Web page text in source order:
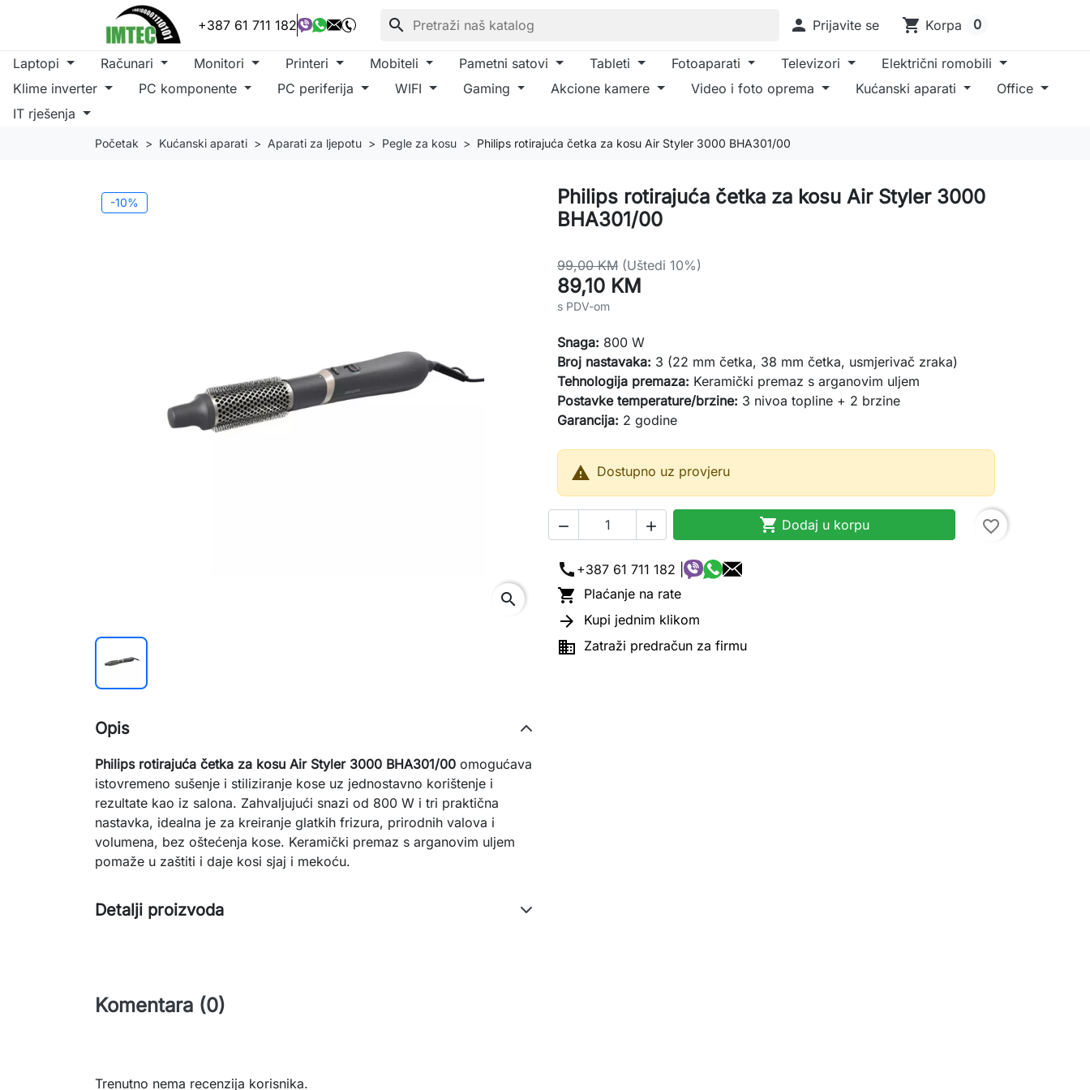
+387 61 711 182 search  Prijavite se shopping_cart Korpa 0
Laptopi Računari Monitori Printeri Mobiteli Pametni satovi Tableti Fotoaparati Televizori
Električni romobili
Klime inverter
PC komponente PC periferija WIFI Gaming Akcione kamere Video i foto oprema Kućanski aparati
Office
IT rješenja
Početak Kućanski aparati Aparati za ljepotu Pegle za kosu Philips rotirajuća četka za kosu Air Styler 3000 BHA301/00
-10%
search
Philips rotirajuća četka za kosu Air Styler 3000
BHA301/00
99,00 KM (Uštedi 10%)
89,10 KM
s PDV-om
Snaga: 800 W
Broj nastavaka: 3 (22 mm četka, 38 mm četka, usmjerivač zraka)
Tehnologija premaza: Keramički premaz s arganovim uljem
Postavke temperature/brzine: 3 nivoa topline + 2 brzine
Garancija: 2 godine
 Dostupno uz provjeru
   Dodaj u korpu favorite_border
call +387 61 711 182 |
 Plaćanje na rate
 Kupi jednim klikom
 Zatraži predračun za firmu
Opis
Philips rotirajuća četka za kosu Air Styler 3000 BHA301/00 omogućava
istovremeno sušenje i stiliziranje kose uz jednostavno korištenje i
rezultate kao iz salona. Zahvaljujući snazi od 800 W i tri praktična
nastavka, idealna je za kreiranje glatkih frizura, prirodnih valova i
volumena, bez oštećenja kose. Keramički premaz s arganovim uljem
pomaže u zaštiti i daje kosi sjaj i mekoću.
Detalji proizvoda
Komentara (0)
Trenutno nema recenzija korisnika.